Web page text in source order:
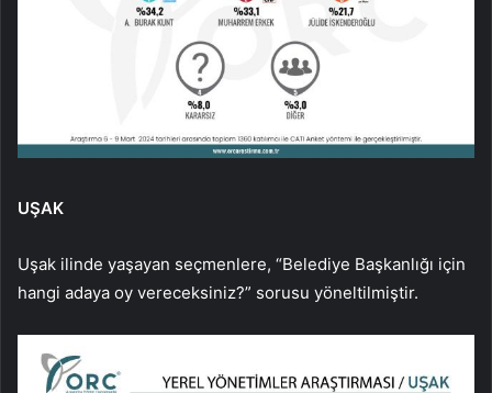
UŞAK
Uşak ilinde yaşayan seçmenlere, “Belediye Başkanlığı için
hangi adaya oy vereceksiniz?” sorusu yöneltilmiştir.